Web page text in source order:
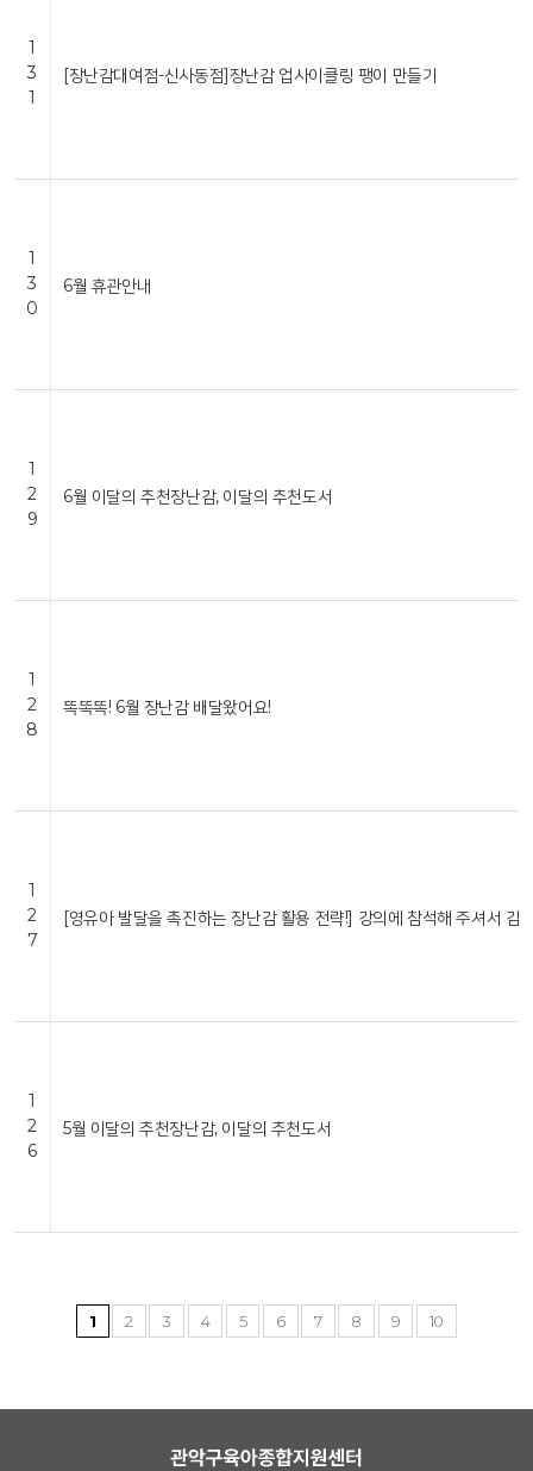
1
3
1
[장난감대여점-신사동점]장난감 업사이클링 팽이 만들기
1
3
0
6월 휴관안내
1
2
9
6월 이달의 추천장난감, 이달의 추천도서
1
2
8
똑똑똑! 6월 장난감 배달왔어요!
1
2
7
[영유아 발달을 촉진하는 장난감 활용 전략!] 강의에 참석해 주셔서 감
1
2
6
5월 이달의 추천장난감, 이달의 추천도서
1 2 3 4 5 6 7 8 9 10